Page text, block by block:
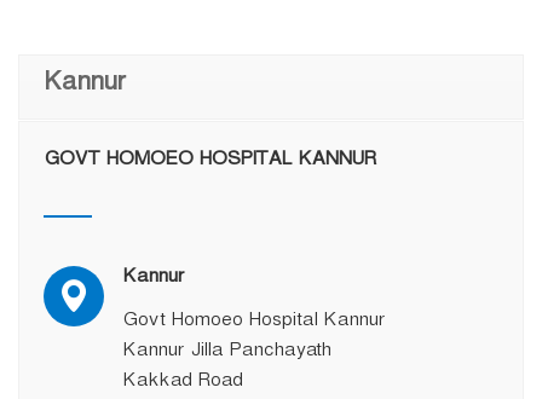
Kannur
GOVT HOMOEO HOSPITAL KANNUR
Kannur
Govt Homoeo Hospital Kannur
Kannur Jilla Panchayath
Kakkad Road